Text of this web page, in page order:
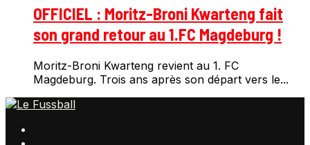
OFFICIEL : Moritz-Broni Kwarteng fait
son grand retour au 1.FC Magdeburg !
Moritz-Broni Kwarteng revient au 1. FC
Magdeburg. Trois ans après son départ vers le...